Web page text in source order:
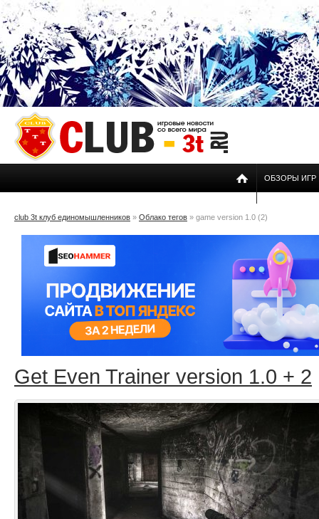
ОБЗОРЫ ИГР
club 3t клуб единомышленников » Облако тегов » game version 1.0 (2)
Get Even Trainer version 1.0 + 2